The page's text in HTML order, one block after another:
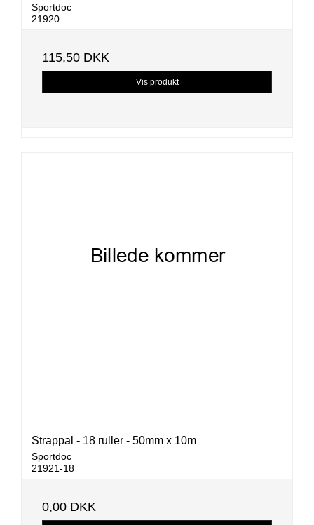
Sportdoc
21920
115,50 DKK
Vis produkt
Strappal - 18 ruller - 50mm x 10m
Sportdoc
21921-18
0,00 DKK